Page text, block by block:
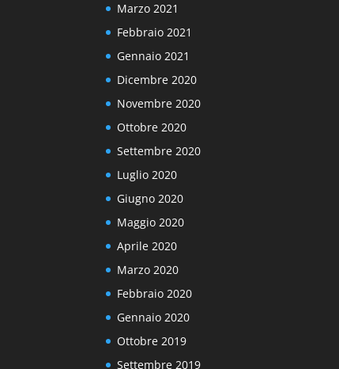
Marzo 2021
Febbraio 2021
Gennaio 2021
Dicembre 2020
Novembre 2020
Ottobre 2020
Settembre 2020
Luglio 2020
Giugno 2020
Maggio 2020
Aprile 2020
Marzo 2020
Febbraio 2020
Gennaio 2020
Ottobre 2019
Settembre 2019